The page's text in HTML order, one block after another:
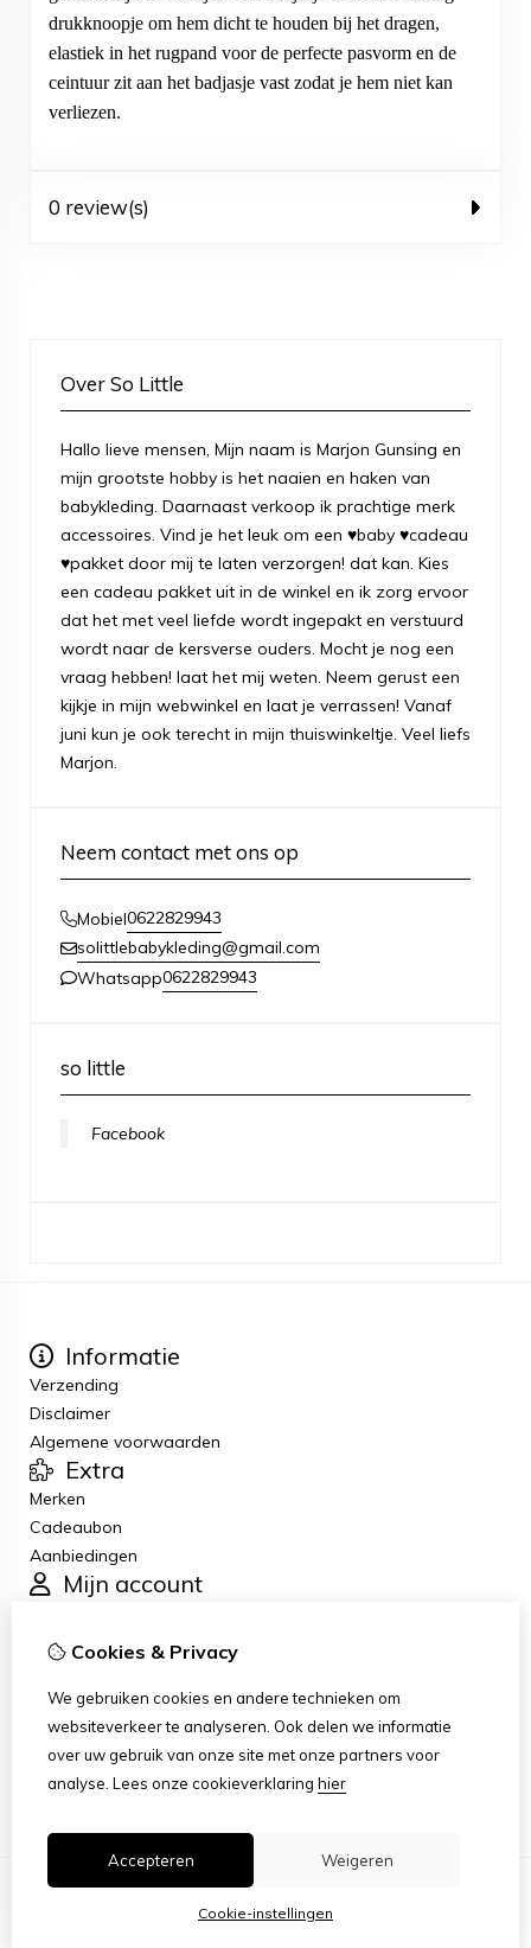
drukknoopje om hem dicht te houden bij het dragen,
elastiek in het rugpand voor de perfecte pasvorm en de
ceintuur zit aan het badjasje vast zodat je hem niet kan
verliezen.
0 review(s)
Over So Little
Hallo lieve mensen, Mijn naam is Marjon Gunsing en
mijn grootste hobby is het naaien en haken van
babykleding. Daarnaast verkoop ik prachtige merk
accessoires. Vind je het leuk om een ♥baby ♥cadeau
♥pakket door mij te laten verzorgen! dat kan. Kies
een cadeau pakket uit in de winkel en ik zorg ervoor
dat het met veel liefde wordt ingepakt en verstuurd
wordt naar de kersverse ouders. Mocht je nog een
vraag hebben! laat het mij weten. Neem gerust een
kijkje in mijn webwinkel en laat je verrassen! Vanaf
juni kun je ook terecht in mijn thuiswinkeltje. Veel liefs
Marjon.
Neem contact met ons op
Mobiel0622829943
solittlebabykleding@gmail.com
Whatsapp0622829943
so little
Facebook
Informatie
Verzending
Disclaimer
Algemene voorwaarden
Extra
Merken
Cadeaubon
Aanbiedingen
Mijn account
Bestelhistorie
Klantenservice
Contact
Retourneren
Sitemap
Cookies & Privacy
We gebruiken cookies en andere technieken om
websiteverkeer te analyseren. Ook delen we informatie
over uw gebruik van onze site met onze partners voor
analyse. Lees onze cookieverklaring hier
Accepteren Weigeren
Cookie-instellingen